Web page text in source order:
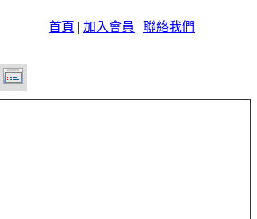
首頁 | 加入會員 | 聯絡我們